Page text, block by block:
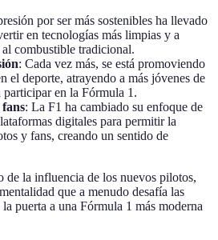
por ser más sostenibles ha llevado
en tecnologías más limpias y a
combustible tradicional.
: Cada vez más, se está promoviendo
el deporte, atrayendo a más jóvenes de
participar en la Fórmula 1.
: La F1 ha cambiado su enfoque de
digitales para permitir la
y fans, creando un sentido de
de la influencia de los nuevos pilotos,
que a menudo desafía las
puerta a una Fórmula 1 más moderna